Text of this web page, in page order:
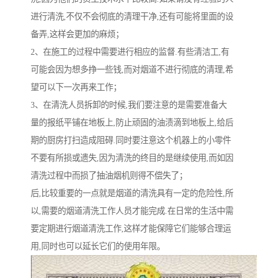
进行清洗,不仅不会彻底的清理干净,还有可能将里面的设
备弄,这样会更加的麻烦；
2、在施工的过程中需要进行相应的监督.有些清洁工,有
可能会因为想多挣一些钱,而对烟道不进行彻底的清理,希
望可以下一次再来工作；
3、在清洗人员拆卸的时候,我们要注意的是需要准备大
量的报纸平铺在地板上,防止顽固的油渍滴到地板上,给后
期的厨房打扫造成阻碍.同时要注意这个机器上的小零件
不要有所损或遗失,因为清洗的终目的是继续使用,而如因
清洗过程中而损了抽油烟机则得不偿失了；
后,比较重要的一点就是烟道的清洗具有一定的危险性,所
以,需要的烟道清洗工作人员才能完成.在日常的生活中需
要定期进行烟道清洗工作,这样才能保障它们能够合理运
用,同时也可以延长它们的使用年限。